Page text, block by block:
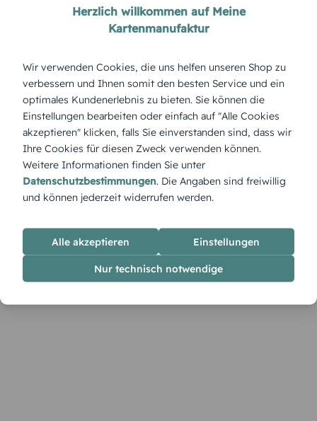
Blumengrüße
ÜBERBLICK:
Produktbeschreibung
Herzen für Mama – zartes Herzdesign, das Liebe ausdrückt.
Im Designer kannst du die Karte mit persönlichen
Botschaften und Bildern gestalten.
Herzlich willkommen auf Meine
Kartenmanufaktur
Wir verwenden Cookies, die uns helfen unseren Shop zu
verbessern und Ihnen somit den besten Service und ein
optimales Kundenerlebnis zu bieten. Sie können die
Einstellungen bearbeiten oder einfach auf "Alle Cookies
akzeptieren" klicken, falls Sie einverstanden sind, dass wir
Ihre Cookies für diesen Zweck verwenden können.
Weitere Informationen finden Sie unter
Datenschutzbestimmungen. Die Angaben sind freiwillig
und können jederzeit widerrufen werden.
Alle akzeptieren Einstellungen
Nur technisch notwendige